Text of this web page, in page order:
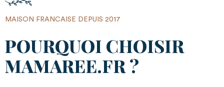
MAISON FRANCAISE DEPUIS 2017
POURQUOI CHOISIR
MAMAREE.FR ?